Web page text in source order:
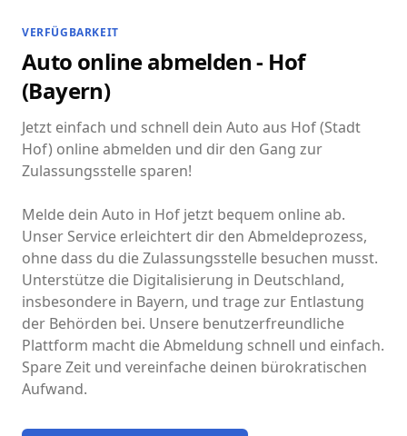
VERFÜGBARKEIT
Auto online abmelden - Hof
(Bayern)
Jetzt einfach und schnell dein Auto aus Hof (Stadt
Hof) online abmelden und dir den Gang zur
Zulassungsstelle sparen!
Melde dein Auto in Hof jetzt bequem online ab.
Unser Service erleichtert dir den Abmeldeprozess,
ohne dass du die Zulassungsstelle besuchen musst.
Unterstütze die Digitalisierung in Deutschland,
insbesondere in Bayern, und trage zur Entlastung
der Behörden bei. Unsere benutzerfreundliche
Plattform macht die Abmeldung schnell und einfach.
Spare Zeit und vereinfache deinen bürokratischen
Aufwand.